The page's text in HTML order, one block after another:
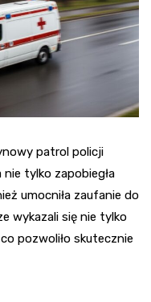
patrol policji
tylko zapobiegła
umocniła zaufanie do
wykazali się nie tylko
pozwoliło skutecznie